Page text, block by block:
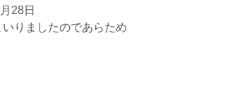
28日
りましたのであらため